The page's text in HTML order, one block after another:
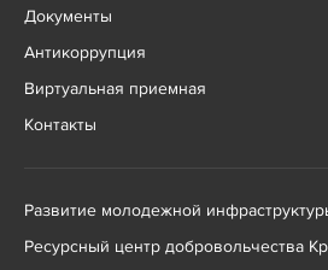
Документы
Антикоррупция
Виртуальная приемная
Контакты
Развитие молодежной
Ресурсный центр добровольчества